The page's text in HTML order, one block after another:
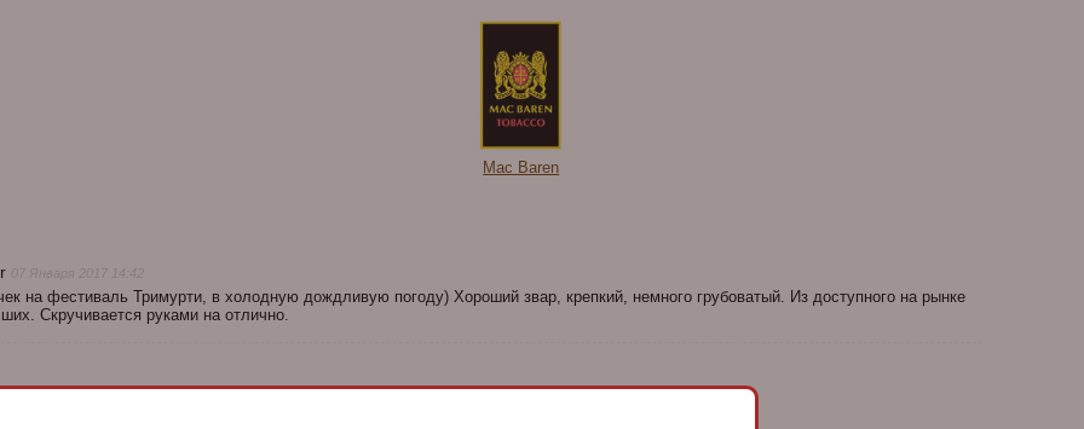
Mac Baren
07 Января 2017 14:42
на фестиваль Тримурти, в холодную дождливую погоду) Хороший звар, крепкий, немного грубоватый. Из доступного на рынке
Скручивается руками на отлично.